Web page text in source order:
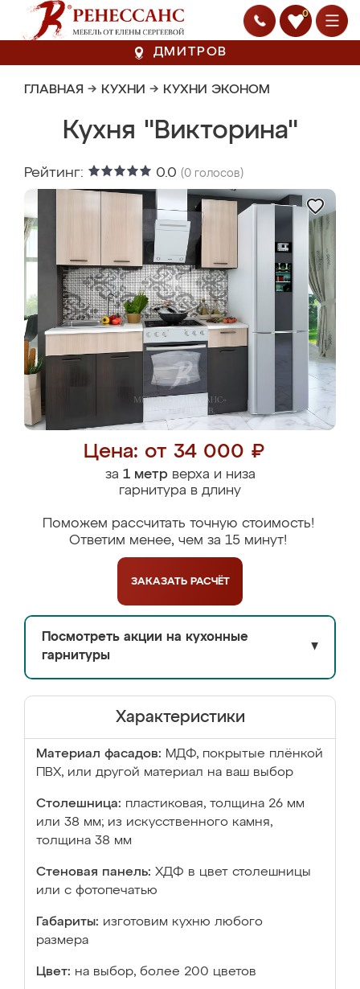
0
ДМИТРОВ
ГЛАВНАЯ → КУХНИ → КУХНИ ЭКОНОМ
Кухня "Викторина"
Рейтинг: 0.0 (0 голосов)
Цена: от 34 000 ₽
за 1 метрверха и низа
гарнитура в длину
Поможем рассчитать точную стоимость!
Ответим менее, чем за 15 минут!
ЗАКАЗАТЬ РАСЧЁТ
Посмотреть акции на кухонные
гарнитуры
▼
Характеристики
Материал фасадов: МДФ, покрытые плёнкой
ПВХ, или другой материал на ваш выбор
Столешница: пластиковая, толщина 26 мм
или 38 мм; из искусственного камня,
толщина 38 мм
Стеновая панель: ХДФ в цвет столешницы
или с фотопечатью
Габариты: изготовим кухню любого
размера
Цвет: на выбор, более 200 цветов